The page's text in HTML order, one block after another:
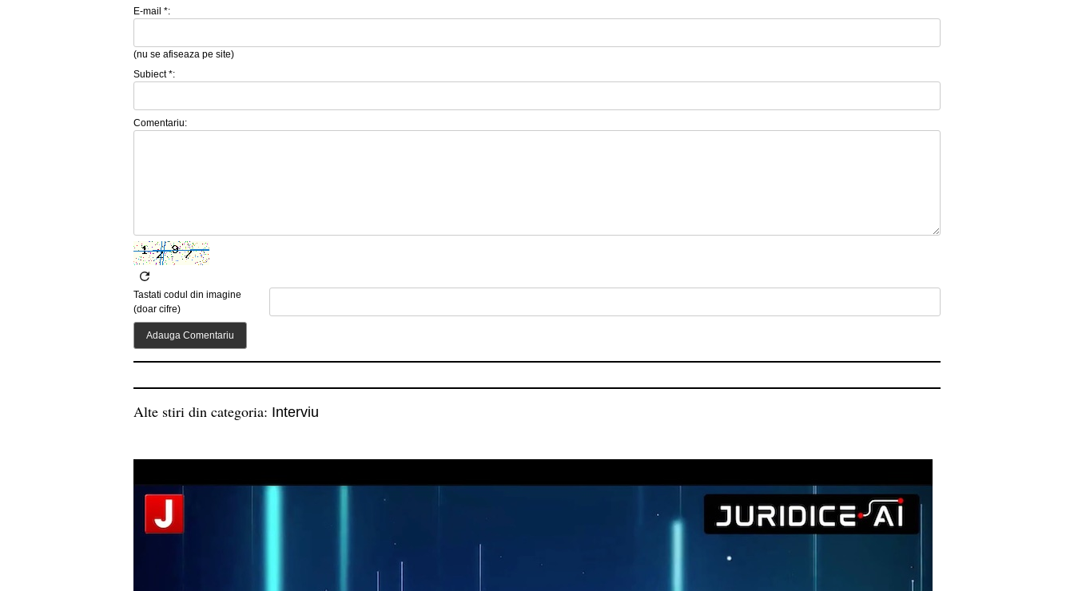
E-mail *:
(nu se afiseaza pe site)
Subiect *:
Comentariu:
Tastati codul din imagine
(doar cifre)
Alte stiri din categoria: Interviu